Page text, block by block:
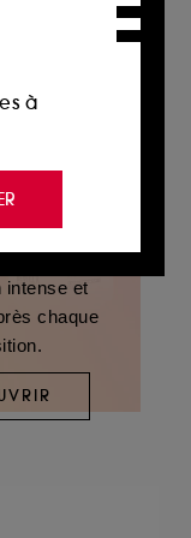
intense et
chaque
à
les